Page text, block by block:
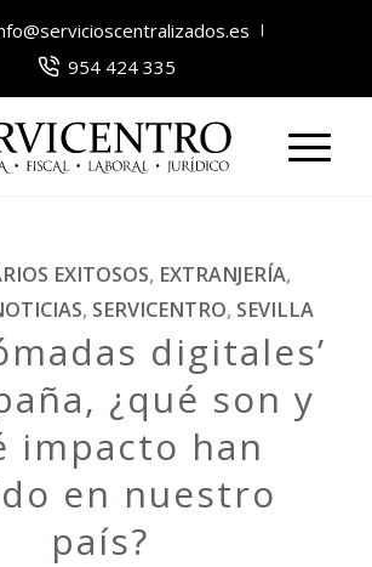
954 424 335
EXITOSOS, EXTRANJERÍA,
, SERVICENTRO, SEVILLA
digitales’
¿qué son y
impacto han
en nuestro
país?